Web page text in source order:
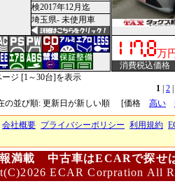
検2017年12月迄
埼玉県- 未使用車
万
消費税込価格
ージ [1～30台]を表示
1 2
の並び順: 更新日が新しい順 [価格 高い
会社概要 プライバシーポリシー 利用規約
満載 中古車はECARで探せ
ECAR Corpration All